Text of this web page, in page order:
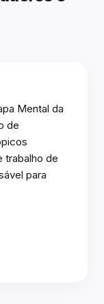
Mental da
de
trabalho de
para